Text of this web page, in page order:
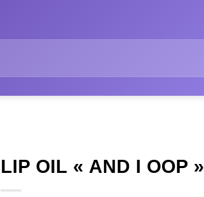
LIP OIL « AND I OOP »